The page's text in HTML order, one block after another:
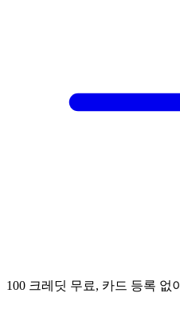
100 크레딧 무료, 카드 등록 없이